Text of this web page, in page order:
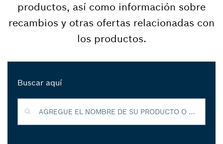
productos, así como información sobre
recambios y otras ofertas relacionadas con
los productos.
Buscar aquí
AGREGUE EL NOMBRE DE SU PRODUCTO O EL NÚMERO DE MATERIAL PARA ENCONTRAR MÁS INFORMACIÓN